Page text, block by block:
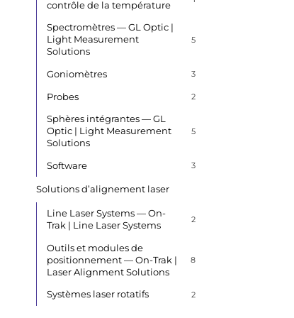
contrôle de la température
Spectromètres — GL Optic |
Light Measurement
Solutions
5
Goniomètres 3
Probes 2
Sphères intégrantes — GL
Optic | Light Measurement
Solutions
5
Software 3
Solutions d’alignement laser
Line Laser Systems — On-
Trak | Line Laser Systems
2
Outils et modules de
positionnement — On-Trak |
Laser Alignment Solutions
8
Systèmes laser rotatifs 2